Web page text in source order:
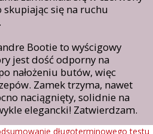
się na ruchu
Bootie to wyścigowy
jest dość odporny na
nałożeniu butów, więc
Zamek trzyma, nawet
naciągnięty, solidnie na
elegancki! Zatwierdzam.